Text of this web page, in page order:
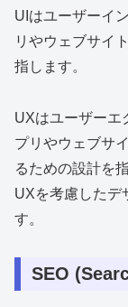
UIはユーザーイ
リやウェブサイ
指します。
UXはユーザーエ
プリやウェブサ
るための設計を
UXを考慮したデ
す。
SEO